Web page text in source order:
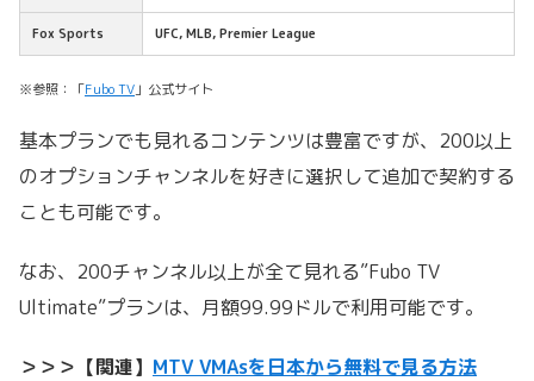
Fox Sports UFC, MLB, Premier League
※参照：「Fubo TV 」公式サイト
基本プランでも見れるコンテンツは豊富ですが、200以上
のオプションチャンネルを好きに選択して追加で契約する
ことも可能です。
なお、200チャンネル以上が全て見れる”Fubo TV
Ultimate”プランは、月額99.99ドルで利用可能です。
＞＞＞【関連】 MTV VMAsを日本から無料で見る方法